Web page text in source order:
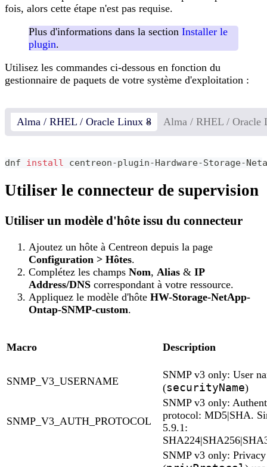
fois, alors cette étape n'est pas requise.
Plus d'informations dans la section Installer le
plugin.
Utilisez les commandes ci-dessous en fonction du
gestionnaire de paquets de votre système d'exploitation :
Alma / RHEL / Oracle Linux 8 Alma / RHEL / Oracle
dnf install centreon-plugin-Hardware-Storage-
Utiliser le connecteur de supervision
Utiliser un modèle d'hôte issu du connecteur
Ajoutez un hôte à Centreon depuis la page
Configuration > Hôtes.
Complétez les champs Nom, Alias & IP
Address/DNS correspondant à votre ressource.
Appliquez le modèle d'hôte HW-Storage-NetApp-
Ontap-SNMP-custom.
Macro Description
SNMP_V3_USERNAME
SNMP v3 only: User
(securityName)
SNMP_V3_AUTH_PROTOCOL
SNMP v3 only:
protocol: MD5|SHA.
5.9.1:
SNMP v3 only: